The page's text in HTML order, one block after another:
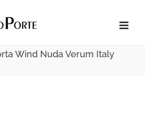
Wind Nuda Verum Italy